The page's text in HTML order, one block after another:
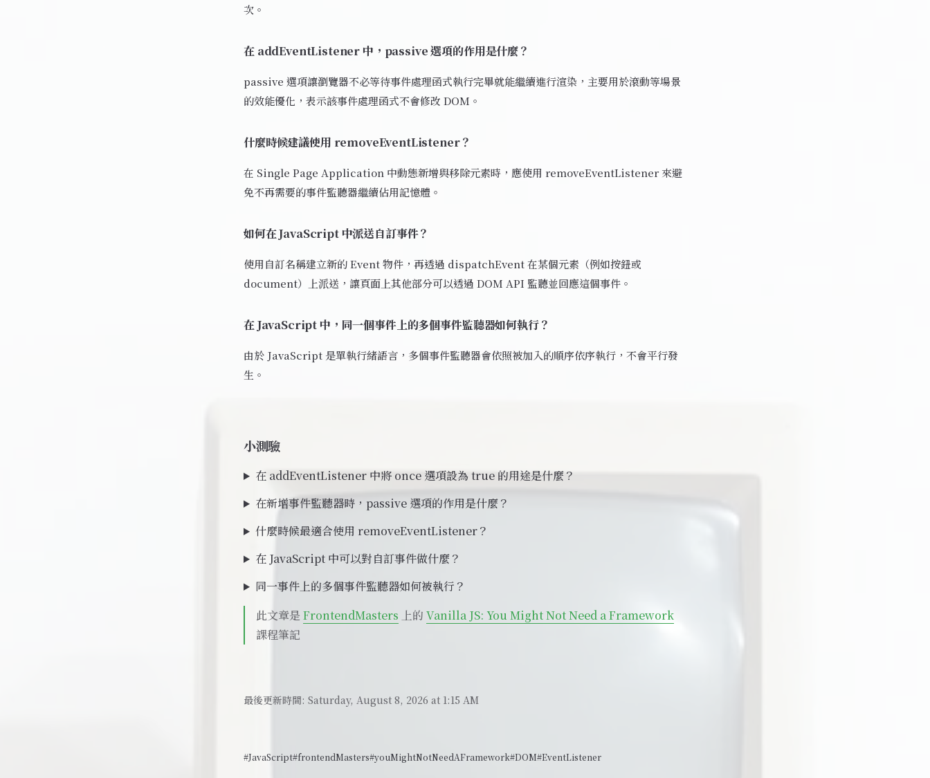
次。
在 addEventListener 中，passive 選項的作用是什麼？
passive 選項讓瀏覽器不必等待事件處理函式執行完畢就能繼續進行渲染，主要用於滾動等場景
的效能優化，表示該事件處理函式不會修改 DOM。
什麼時候建議使用 removeEventListener？
在 Single Page Application 中動態新增與移除元素時，應使用 removeEventListener 來避
免不再需要的事件監聽器繼續佔用記憶體。
如何在 JavaScript 中派送自訂事件？
使用自訂名稱建立新的 Event 物件，再透過 dispatchEvent 在某個元素（例如按鈕或
document）上派送，讓頁面上其他部分可以透過 DOM API 監聽並回應這個事件。
在 JavaScript 中，同一個事件上的多個事件監聽器如何執行？
由於 JavaScript 是單執行緒語言，多個事件監聽器會依照被加入的順序依序執行，不會平行發
生。
小測驗
在 addEventListener 中將 once 選項設為 true 的用途是什麼？
在新增事件監聽器時，passive 選項的作用是什麼？
什麼時候最適合使用 removeEventListener？
在 JavaScript 中可以對自訂事件做什麼？
同一事件上的多個事件監聽器如何被執行？
此文章是 FrontendMasters 上的 Vanilla JS: You Might Not Need a Framework
課程筆記
最後更新時間: Saturday, August 8, 2026 at 1:15 AM
#JavaScript#frontendMasters#youMightNotNeedAFramework#DOM#EventListener